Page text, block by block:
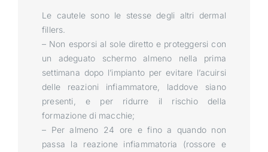
Le cautele sono le stesse degli altri dermal
fillers.
– Non esporsi al sole diretto e proteggersi con
un adeguato schermo almeno nella prima
settimana dopo l’impianto per evitare l’acuirsi
delle reazioni infiammatore, laddove siano
presenti, e per ridurre il rischio della
formazione di macchie;
– Per almeno 24 ore e fino a quando non
passa la reazione infiammatoria (rossore e